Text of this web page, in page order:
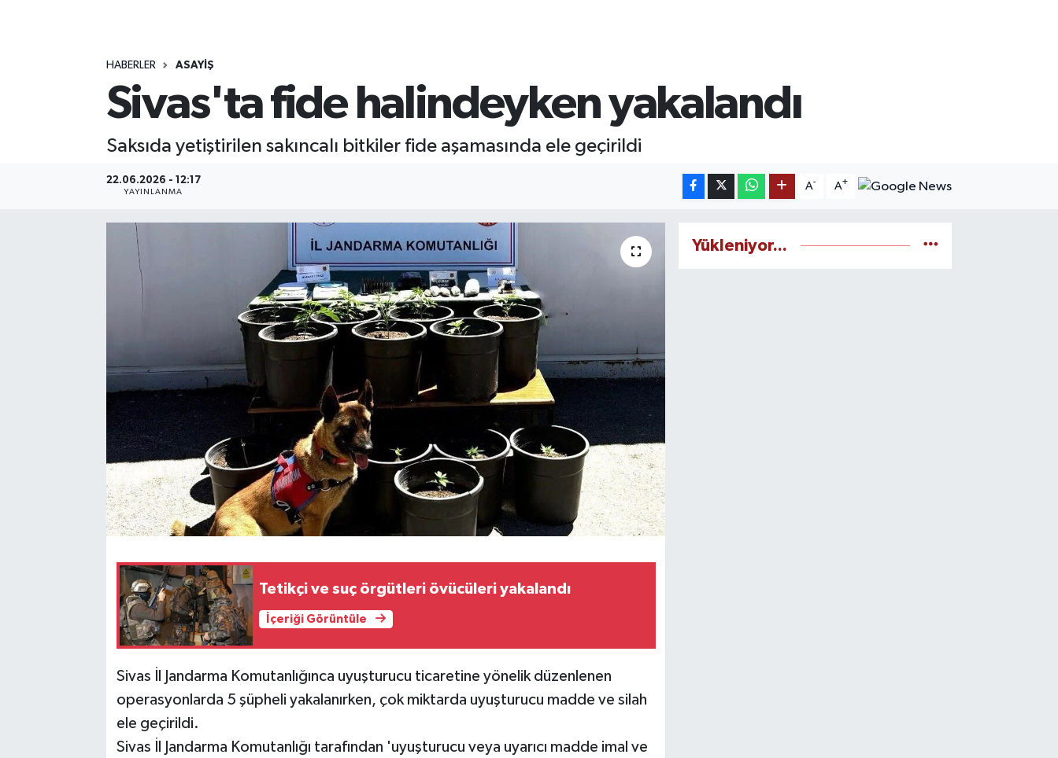
HABERLER ASAYİŞ
Sivas'ta fide halindeyken yakalandı
Saksıda yetiştirilen sakıncalı bitkiler fide aşamasında ele geçirildi
22.06.2026 - 12:17
YAYINLANMA
A- A+
Tetikçi ve suç örgütleri övücüleri yakalandı
İçeriği Görüntüle
Sivas İl Jandarma Komutanlığınca uyuşturucu ticaretine yönelik düzenlenen
operasyonlarda 5 şüpheli yakalanırken, çok miktarda uyuşturucu madde ve silah
ele geçirildi.
Sivas İl Jandarma Komutanlığı tarafından 'uyuşturucu veya uyarıcı madde imal ve
Yükleniyor...
ÖZEL HABER
RESMİ İLANLAR
SOSYAL YARDIMLAR
SPONSORLU YAZI